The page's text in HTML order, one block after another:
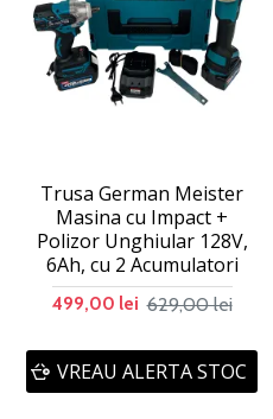
Trusa German Meister
Masina cu Impact +
Polizor Unghiular 128V,
6Ah, cu 2 Acumulatori
499,00 lei 629,00 lei
VREAU ALERTA STOC